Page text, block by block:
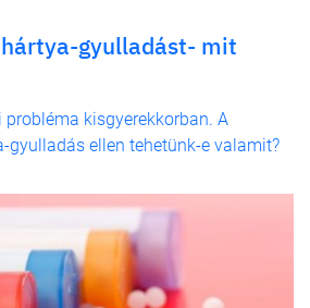
gyulladást- mit
probléma kisgyerekkorban. A
gyulladás ellen tehetünk-e valamit?